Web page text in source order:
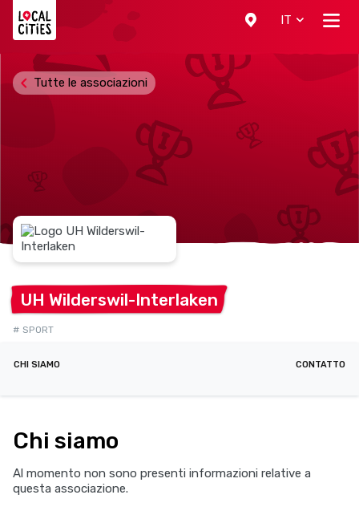
IT
Tutte le associazioni
UH Wilderswil-Interlaken
# SPORT
CHI SIAMO CONTATTO
Chi siamo
Al momento non sono presenti informazioni relative a
questa associazione.